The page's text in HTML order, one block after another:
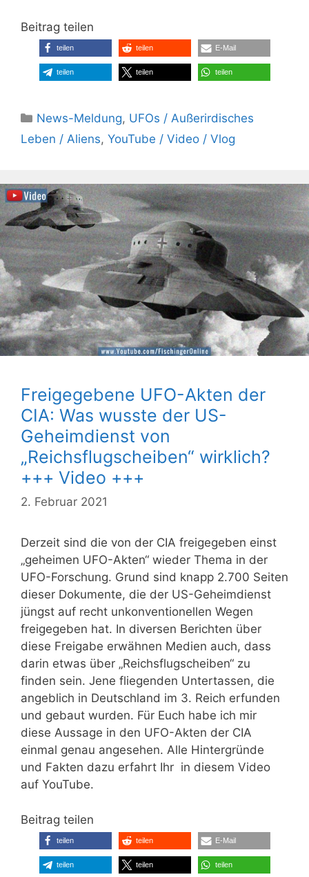
Beitrag teilen
teilen teilen E-Mail
teilen teilen teilen
Kategorien
News-Meldung, UFOs / Außerirdisches
Leben / Aliens, YouTube / Video / Vlog
Freigegebene UFO-Akten der
CIA: Was wusste der US-
Geheimdienst von
„Reichsflugscheiben“ wirklich?
+++ Video +++
2. Februar 2021
Derzeit sind die von der CIA freigegeben einst
„geheimen UFO-Akten“ wieder Thema in der
UFO-Forschung. Grund sind knapp 2.700 Seiten
dieser Dokumente, die der US-Geheimdienst
jüngst auf recht unkonventionellen Wegen
freigegeben hat. In diversen Berichten über
diese Freigabe erwähnen Medien auch, dass
darin etwas über „Reichsflugscheiben“ zu
finden sein. Jene fliegenden Untertassen, die
angeblich in Deutschland im 3. Reich erfunden
und gebaut wurden. Für Euch habe ich mir
diese Aussage in den UFO-Akten der CIA
einmal genau angesehen. Alle Hintergründe
und Fakten dazu erfahrt Ihr in diesem Video
auf YouTube.
Beitrag teilen
teilen teilen E-Mail
teilen teilen teilen